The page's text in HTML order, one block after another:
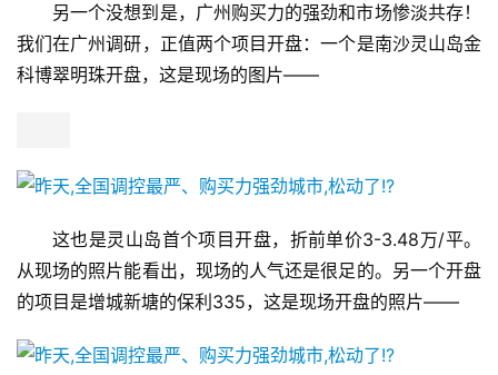
另一个没想到是，广州购买力的强劲和市场惨淡共存！
我们在广州调研，正值两个项目开盘：一个是南沙灵山岛金
科博翠明珠开盘，这是现场的图片——
这也是灵山岛首个项目开盘，折前单价3-3.48万/平。
从现场的照片能看出，现场的人气还是很足的。另一个开盘
的项目是增城新塘的保利335，这是现场开盘的照片——